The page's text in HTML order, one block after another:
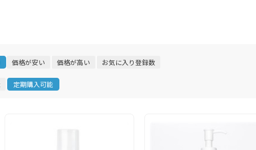
価格が安い 価格が高い お気に入り登録数
定期購入可能